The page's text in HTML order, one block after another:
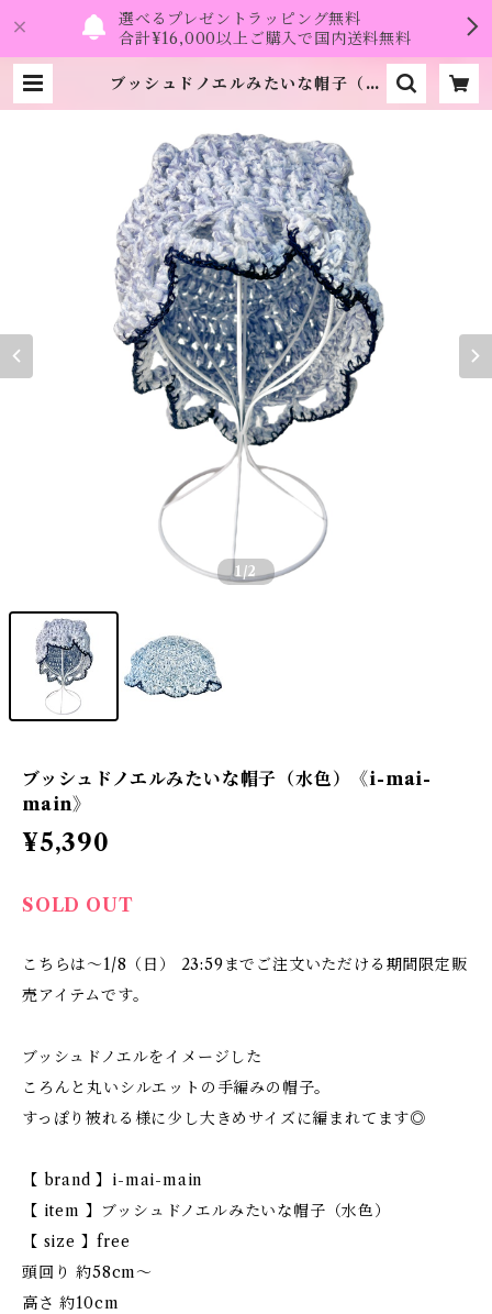
選べるプレゼントラッピング無料
合計¥16,000以上ご購入で国内送料無料
ブッシュドノエルみたいな帽子（水
1 /2
ブッシュドノエルみたいな帽子（水色）《i-mai-
main》
¥5,390
SOLD OUT
こちらは〜1/8（日） 23:59までご注文いただける期間限定販
売アイテムです。
ブッシュドノエルをイメージした
ころんと丸いシルエットの手編みの帽子。
すっぽり被れる様に少し大きめサイズに編まれてます◎
【 brand 】i-mai-main
【 item 】ブッシュドノエルみたいな帽子（水色）
【 size 】free
頭回り 約58cm〜
高さ 約10cm